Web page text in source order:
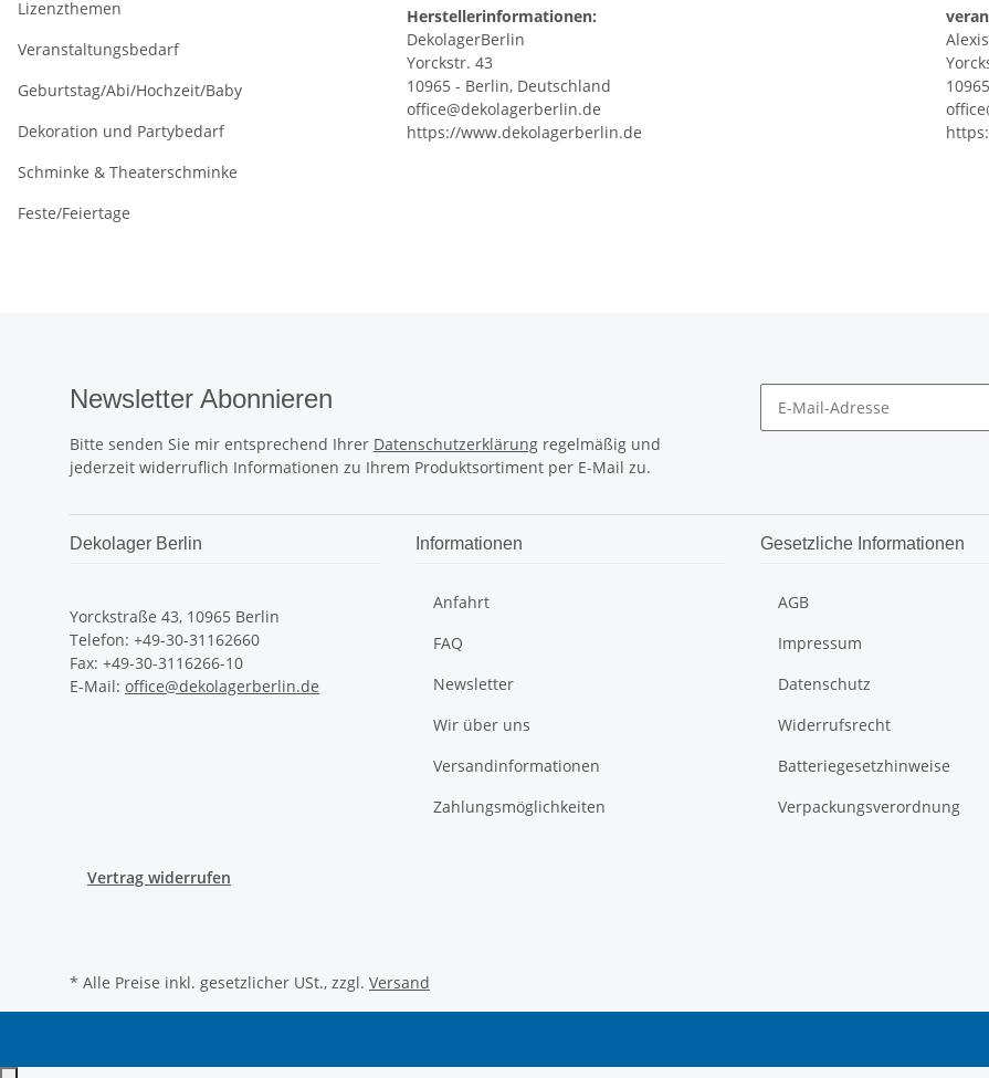
Herstellerinformationen:
DekolagerBerlin
Yorckstr. 43
10965 - Berlin, Deutschland
office@dekolagerberlin.de
https://www.dekolagerberlin.de
Lizenzthemen
Veranstaltungsbedarf
Geburtstag/Abi/Hochzeit/Baby
Dekoration und Partybedarf
Schminke & Theaterschminke
Feste/Feiertage
Newsletter Abonnieren
Bitte senden Sie mir entsprechend Ihrer Datenschutzerklärung regelmäßig und
jederzeit widerruflich Informationen zu Ihrem Produktsortiment per E-Mail zu.
Dekolager Berlin
Yorckstraße 43, 10965 Berlin
Telefon: +49-30-31162660
Fax: +49-30-3116266-10
E-Mail: office@dekolagerberlin.de
Informationen
Anfahrt
FAQ
Newsletter
Wir über uns
Versandinformationen
Zahlungsmöglichkeiten
Gesetzliche Informationen
AGB
Impressum
Datenschutz
Widerrufsrecht
Batteriegesetzhinweise
Verpackungsverordnung
Vertrag widerrufen
* Alle Preise inkl. gesetzlicher USt., zzgl. Versand